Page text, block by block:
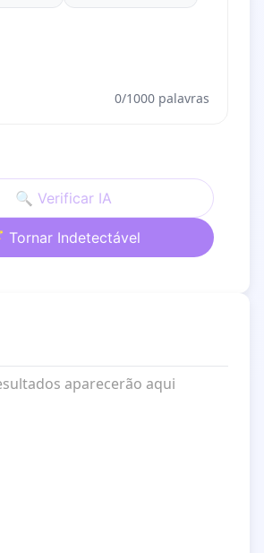
0/1000 palavras
🔍 Verificar IA
Tornar Indetectável
aparecerão aqui